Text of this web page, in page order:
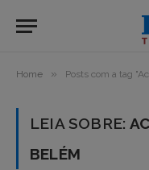
Home » Posts com a tag
LEIA SOBRE:
BELÉM